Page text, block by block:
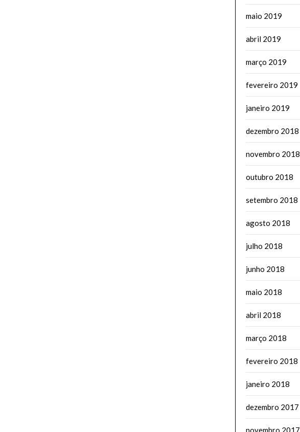
maio 2019
abril 2019
março 2019
fevereiro 2019
janeiro 2019
dezembro 2018
novembro 2018
outubro 2018
setembro 2018
agosto 2018
julho 2018
junho 2018
maio 2018
abril 2018
março 2018
fevereiro 2018
janeiro 2018
dezembro 2017
novembro 2017